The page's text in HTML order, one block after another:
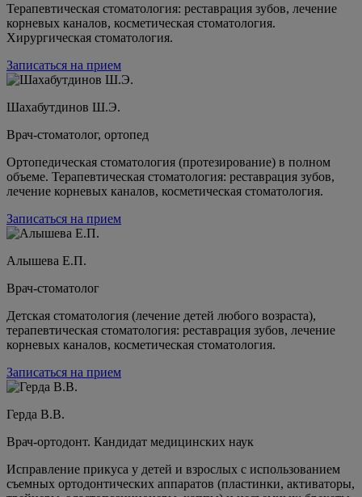
Терапевтическая стоматология: реставрация зубов, лечение
корневых каналов, косметическая стоматология.
Хирургическая стоматология.
Записаться на прием
Шахабутдинов Ш.Э.
Врач-стоматолог, ортопед
Ортопедическая стоматология (протезирование) в полном
объеме. Терапевтическая стоматология: реставрация зубов,
лечение корневых каналов, косметическая стоматология.
Записаться на прием
Алышева Е.П.
Врач-стоматолог
Детская стоматология (лечение детей любого возраста),
терапевтическая стоматология: реставрация зубов, лечение
корневых каналов, косметическая стоматология.
Записаться на прием
Герда В.В.
Врач-ортодонт. Кандидат медицинских наук
Исправление прикуса у детей и взрослых с использованием
съемных ортодонтических аппаратов (пластинки, активаторы,